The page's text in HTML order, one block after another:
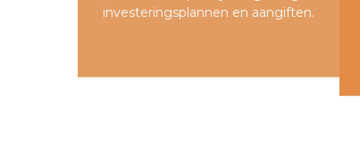
investeringsplannen en aangiften.